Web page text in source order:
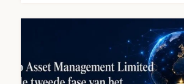
7
IPTV
Profitez de la
des Clips en
IPTV